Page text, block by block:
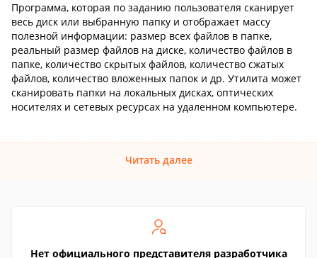
Программа, которая по заданию пользователя сканирует
весь диск или выбранную папку и отображает массу
полезной информации: размер всех файлов в папке,
реальный размер файлов на диске, количество файлов в
папке, количество скрытых файлов, количество сжатых
файлов, количество вложенных папок и др. Утилита может
сканировать папки на локальных дисках, оптических
носителях и сетевых ресурсах на удаленном компьютере.
Читать далее
Нет официального представителя разработчика